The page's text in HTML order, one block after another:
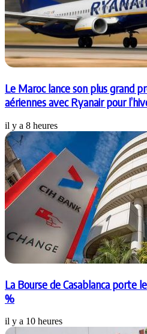
Le Maroc lance son plus grand
aériennes avec Ryanair pour
il y a 8 heures
La Bourse de Casablanca porte
%
il y a 10 heures